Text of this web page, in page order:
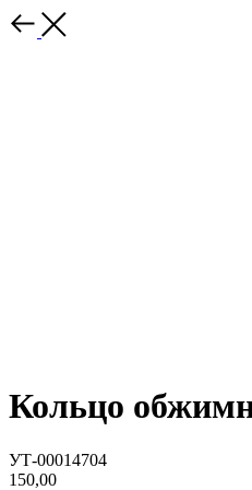
Кольцо
УТ-00014704
150,00